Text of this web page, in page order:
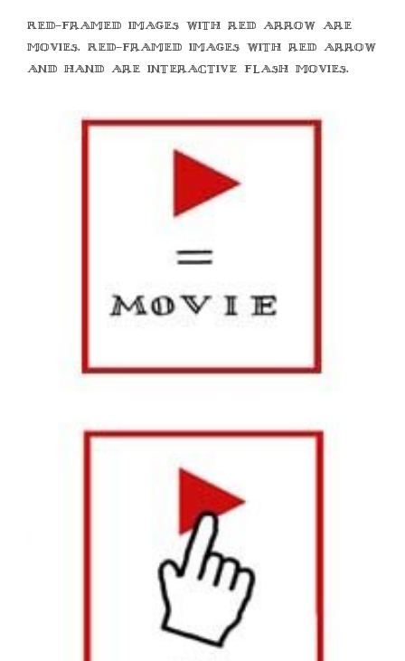
Red-framed images with red arrow are
movies. Red-framed images with red arrow
and hand are interactive flash movies.